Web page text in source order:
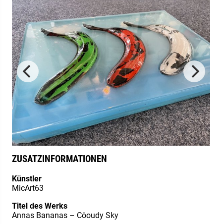
ZUSATZINFORMATIONEN
Künstler
MicArt63
Titel des Werks
Annas Bananas – Cöoudy Sky